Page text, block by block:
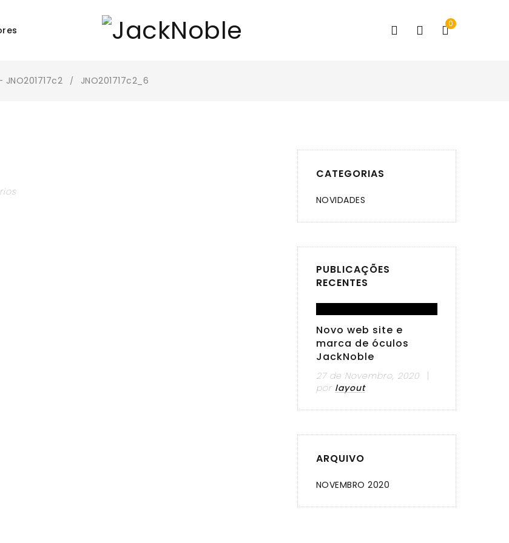
0
/ JNO201717c2_6
CATEGORIAS
NOVIDADES
PUBLICAÇÕES
RECENTES
Novo web site e
marca de óculos
JackNoble
27 de Novembro, 2020
por layout
ARQUIVO
NOVEMBRO 2020